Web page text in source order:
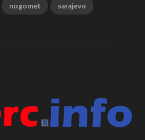
nogomet sarajevo